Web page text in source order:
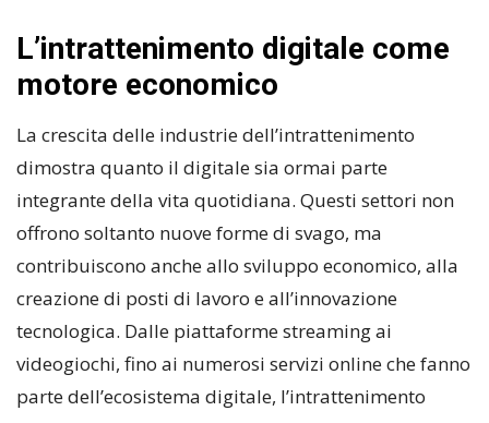
L’intrattenimento digitale come
motore economico
La crescita delle industrie dell’intrattenimento
dimostra quanto il digitale sia ormai parte
integrante della vita quotidiana. Questi settori non
offrono soltanto nuove forme di svago, ma
contribuiscono anche allo sviluppo economico, alla
creazione di posti di lavoro e all’innovazione
tecnologica. Dalle piattaforme streaming ai
videogiochi, fino ai numerosi servizi online che fanno
parte dell’ecosistema digitale, l’intrattenimento